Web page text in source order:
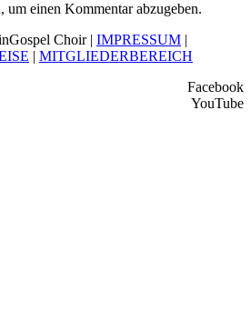
um einen Kommentar abzugeben.
Choir | IMPRESSUM |
| MITGLIEDERBEREICH
Facebook
YouTube